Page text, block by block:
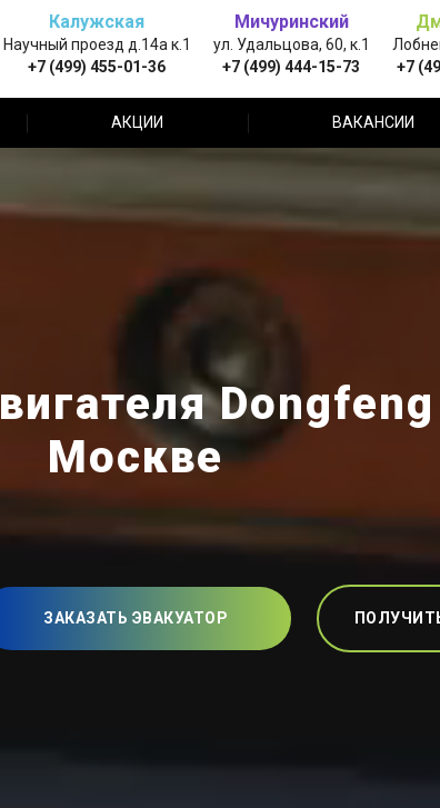
Калужская
Научный проезд д.14а к.1
+7 (499) 455-01-36
Мичуринский
ул. Удальцова, 60, к.1
+7 (499) 444-15-73
+7
АКЦИИ ВАКАНСИИ
Москве
ЗАКАЗАТЬ ЭВАКУАТОР